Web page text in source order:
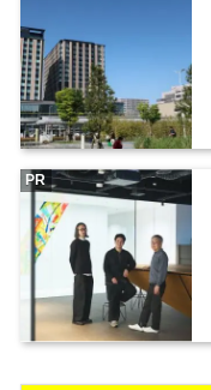
PR